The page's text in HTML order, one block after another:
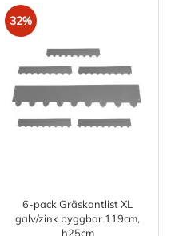
32%
6-pack Gräskantlist XL
galv/zink byggbar 119cm,
h25cm